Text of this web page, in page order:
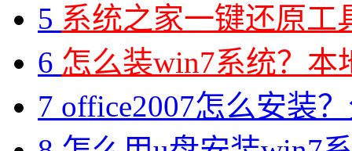
5 系统之家一键还原工
6 怎么装win7系统？本
7 office2007怎么安装